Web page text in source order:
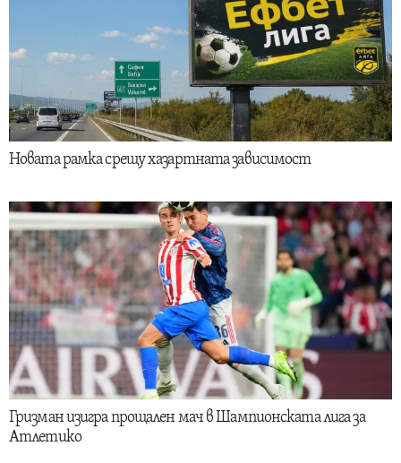
Новата рамка срещу хазартната зависимост
Гризман изигра прощален мач в Шампионската лига за
Атлетико